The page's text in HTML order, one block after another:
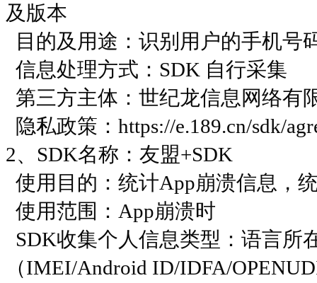
及版本
目的及用途：识别⽤户的⼿机号
信息处理方式：SDK 自行采集
第三方主体：世纪龙信息网络有
隐私政策：https://e.189.cn/sdk/
2、SDK名称：友盟+SDK
使用目的：统计App崩溃信息，
使用范围：App崩溃时
SDK收集个人信息类型：语言所
（IMEI/Android ID/IDFA/